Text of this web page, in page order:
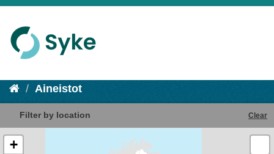
Aineistot
Filter by location Clear
+